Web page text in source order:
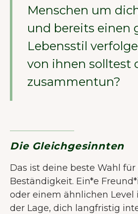
Menschen um
und bereits einen
Lebensstil
von ihnen solltest
zusammentun?
Die Gleichgesinnten
Das ist deine beste Wahl für
Beständigkeit. Ein*e
oder einem ähnlichen Level
der Lage, dich langfristig